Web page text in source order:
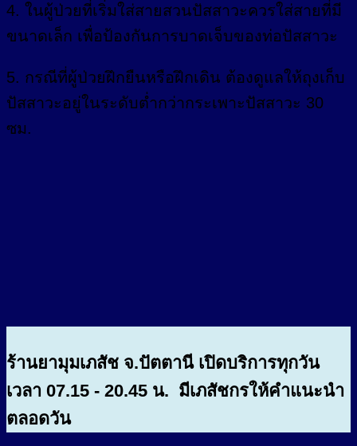
4. ในผู้ป่วยที่เริ่มใส่สายสวนปัสสาวะควรใส่สายที่มี
ขนาดเล็ก เพื่อป้องกันการบาดเจ็บของท่อปัสสาวะ
5. กรณีที่ผู้ป่วยฝึกยืนหรือฝึกเดิน ต้องดูแลให้ถุงเก็บ
ปัสสาวะอยู่ในระดับต่ำกว่ากระเพาะปัสสาวะ 30
ซม.
ร้านยามุมเภสัช จ.ปัตตานี เปิดบริการทุกวัน
เวลา 07.15 - 20.45 น. มีเภสัชกรให้คำแนะนำ
ตลอดวัน